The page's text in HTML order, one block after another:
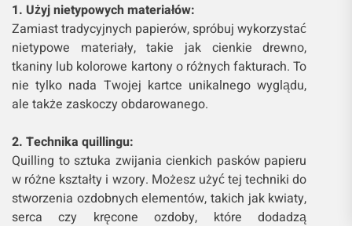
1. Użyj nietypowych materiałów:
Zamiast tradycyjnych papierów, spróbuj wykorzystać
nietypowe materiały, takie jak cienkie drewno,
tkaniny lub kolorowe kartony o różnych fakturach. To
nie tylko nada Twojej kartce unikalnego wyglądu,
ale także zaskoczy obdarowanego.
2. Technika quillingu:
Quilling to sztuka zwijania cienkich pasków papieru
w różne kształty i wzory. Możesz użyć tej techniki do
stworzenia ozdobnych elementów, takich jak kwiaty,
serca czy kręcone ozdoby, które dodadzą